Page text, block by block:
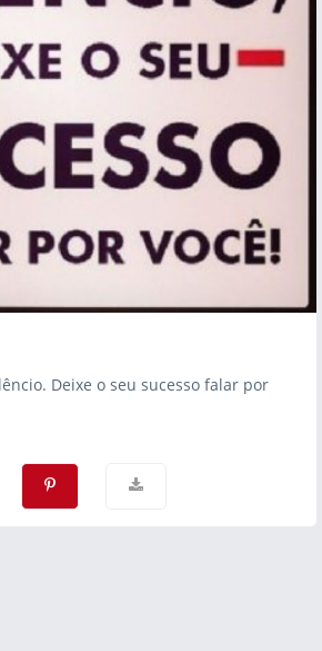
Deixe o seu sucesso falar por